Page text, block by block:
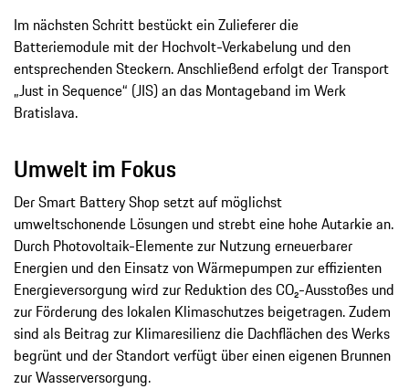
Im nächsten Schritt bestückt ein Zulieferer die
Batteriemodule mit der Hochvolt-Verkabelung und den
entsprechenden Steckern. Anschließend erfolgt der Transport
„Just in Sequence“ (JIS) an das Montageband im Werk
Bratislava.
Umwelt im Fokus
Der Smart Battery Shop setzt auf möglichst
umweltschonende Lösungen und strebt eine hohe Autarkie an.
Durch Photovoltaik-Elemente zur Nutzung erneuerbarer
Energien und den Einsatz von Wärmepumpen zur effizienten
Energieversorgung wird zur Reduktion des CO₂-Ausstoßes und
zur Förderung des lokalen Klimaschutzes beigetragen. Zudem
sind als Beitrag zur Klimaresilienz die Dachflächen des Werks
begrünt und der Standort verfügt über einen eigenen Brunnen
zur Wasserversorgung.